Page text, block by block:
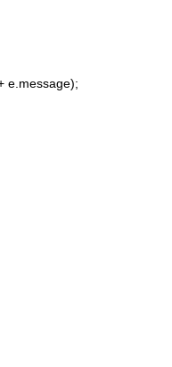
+ e.message);